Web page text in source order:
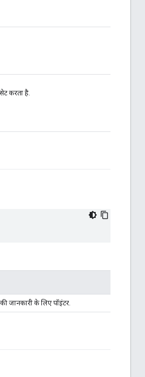
करता है.
की जानकारी के लिए पॉइंटर.